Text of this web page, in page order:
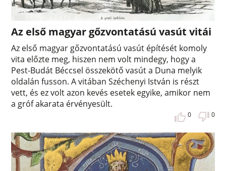
Az első magyar gőzvontatású vasút vitái
Az első magyar gőzvontatású vasút építését komoly
vita előzte meg, hiszen nem volt mindegy, hogy a
Pest-Budát Béccsel összekötő vasút a Duna melyik
oldalán fusson. A vitában Széchenyi István is részt
vett, és ez volt azon kevés esetek egyike, amikor nem
a gróf akarata érvényesült.
0 0